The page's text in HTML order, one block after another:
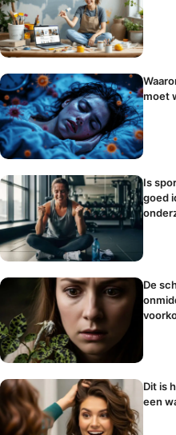
moet
Is
goed
De
Dit is
een